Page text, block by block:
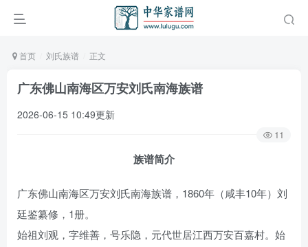
首页 刘氏族谱 正文
广东佛山南海区万安刘氏南海族谱
2026-06-15 10:49更新
11
族谱简介
广东佛山南海区万安刘氏南海族谱，1860年（咸丰10年）刘
廷鉴纂修，1册。
始祖刘观，字维善，号乐隐，元代世居江西万安百嘉村。始